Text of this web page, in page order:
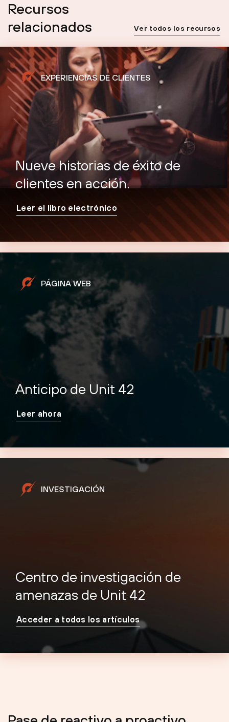
Recursos
relacionados
Ver todos los recursos
EXPERIENCIAS DE CLIENTES
Nueve historias de éxito de
clientes en acción.
Leer el libro electrónico
PÁGINA WEB
Anticipo de Unit 42
Leer ahora
INVESTIGACIÓN
Centro de investigación de
amenazas de Unit 42
Acceder a todos los artículos